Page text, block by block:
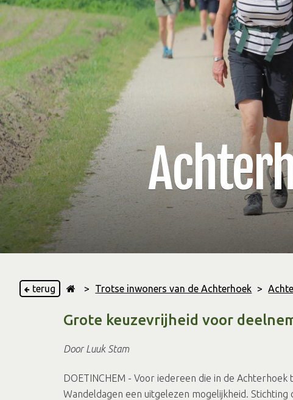
terug > Trotse inwoners van de Achterhoek >
Grote keuzevrijheid voor
Door Luuk Stam
DOETINCHEM - Voor iedereen die in de
Wandeldagen een uitgelezen mogelijkheid.